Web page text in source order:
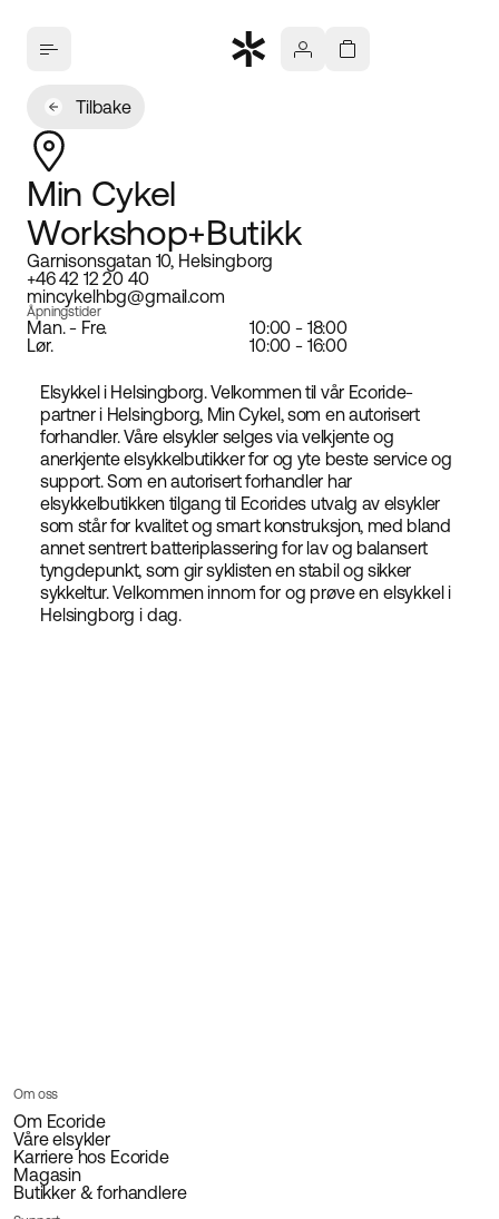
Tilbake
Min Cykel
Workshop+Butikk
Garnisonsgatan 10, Helsingborg
+46 42 12 20 40
mincykelhbg@gmail.com
Åpningstider
Man. - Fre.
10:00 - 18:00
Lør.
10:00 - 16:00
Elsykkel i Helsingborg. Velkommen til vår Ecoride-
partner i Helsingborg, Min Cykel, som en autorisert
forhandler. Våre elsykler selges via velkjente og
anerkjente elsykkelbutikker for og yte beste service og
support. Som en autorisert forhandler har
elsykkelbutikken tilgang til Ecorides utvalg av elsykler
som står for kvalitet og smart konstruksjon, med bland
annet sentrert batteriplassering for lav og balansert
tyngdepunkt, som gir syklisten en stabil og sikker
sykkeltur. Velkommen innom for og prøve en elsykkel i
Helsingborg i dag.
Om oss
Om Ecoride
Våre elsykler
Karriere hos Ecoride
Magasin
Butikker & forhandlere